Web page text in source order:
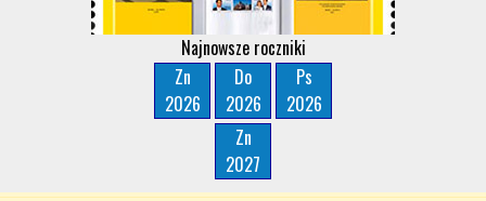
Najnowsze roczniki
Zn
2026
Do
2026
Ps
2026
Zn
2027